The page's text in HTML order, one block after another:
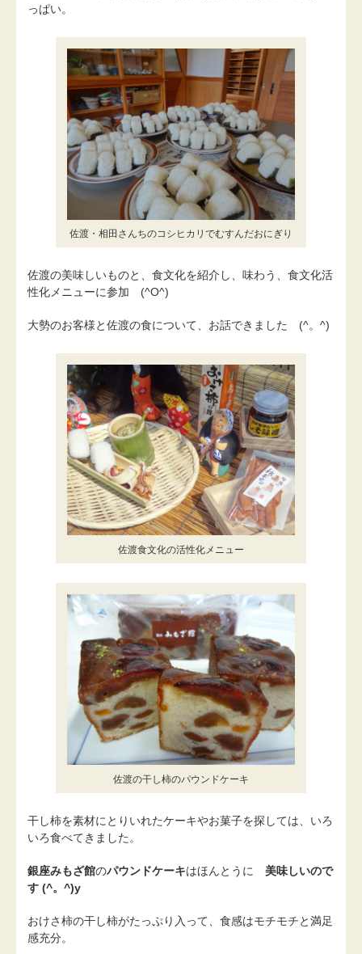
っぱい。
佐渡・相田さんちのコシヒカリでむすんだおにぎり
佐渡の美味しいものと、食文化を紹介し、味わう、食文化活
性化メニューに参加 (^O^)
大勢のお客様と佐渡の食について、お話できました (^。^)
佐渡食文化の活性化メニュー
佐渡の干し柿のパウンドケーキ
干し柿を素材にとりいれたケーキやお菓子を探しては、いろ
いろ食べてきました。
銀座みもざ館のパウンドケーキはほんとうに 美味しいので
す (^。^)y
おけさ柿の干し柿がたっぷり入って、食感はモチモチと満足
感充分。